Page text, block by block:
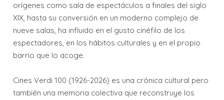
orígenes como sala de espectáculos a finales del siglo
XIX, hasta su conversión en un moderno complejo de
nueve salas, ha influido en el gusto cinéfilo de los
espectadores, en los hábitos culturales y en el propio
barrio que lo acoge.
Cines Verdi 100 (1926-2026) es una crónica cultural pero
también una memoria colectiva que reconstruye los